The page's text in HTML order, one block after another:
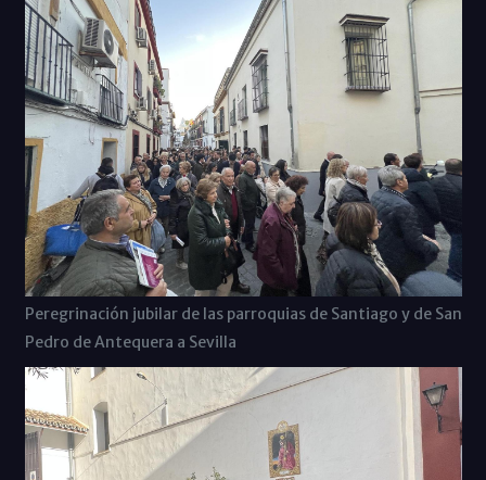
Peregrinación jubilar de las parroquias de Santiago y de San
Pedro de Antequera a Sevilla